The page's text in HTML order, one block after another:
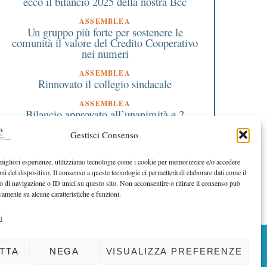
Gestisci Consenso
esperienze, utilizziamo tecnologie come i cookie per memorizzare e/o accedere
del dispositivo. Il consenso a queste tecnologie ci permetterà di elaborare dati come il
di navigazione o ID unici su questo sito. Non acconsentire o ritirare il consenso può
su alcune caratteristiche e funzioni.
NEGA VISUALIZZA PREFERENZE
ASSEMBLEA
Un gruppo più forte per sostenere le
comunità il valore del Credito Cooperativo
nei numeri
ASSEMBLEA
Rinnovato il collegio sindacale
ASSEMBLEA
Bilancio approvato all’unanimità e 2
EDITORIALE PRESIDENTE
Costruire futuro insieme
BACK TO TOP